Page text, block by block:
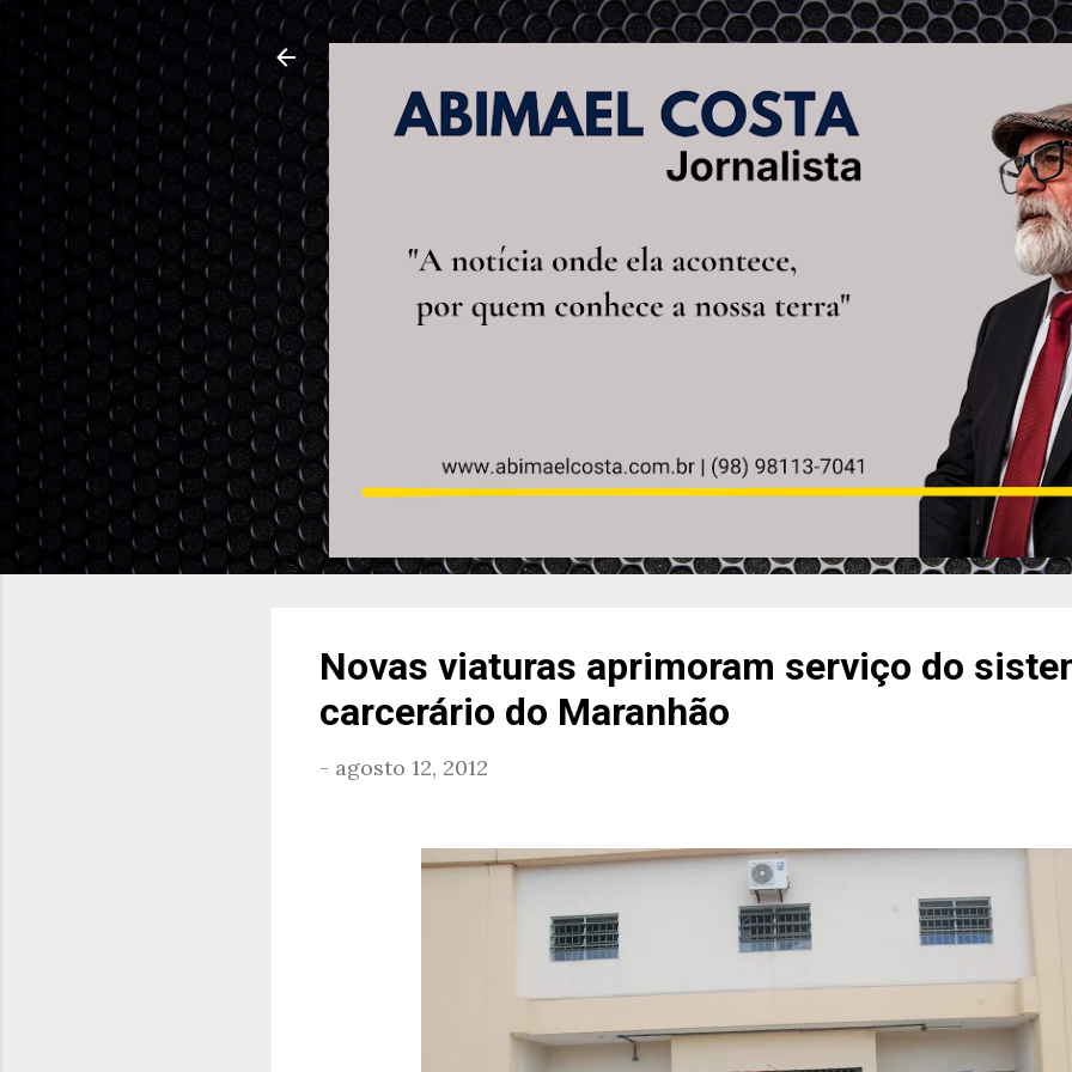
Pular para o conteúdo principal
Novas viaturas aprimoram serviço do
carcerário do Maranhão
- agosto 12, 2012